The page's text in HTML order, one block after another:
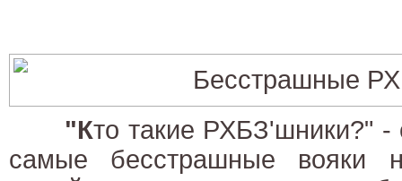
"Кто такие РХБЗ'шники?"
самые бесстрашные вояки